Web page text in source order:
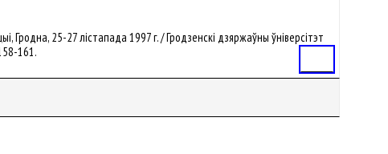
Гродна, 25-27 лістапада 1997 г. / Гродзенскi дзяржаўны ўнiверсітэт
161.